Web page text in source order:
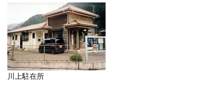
川上駐在所